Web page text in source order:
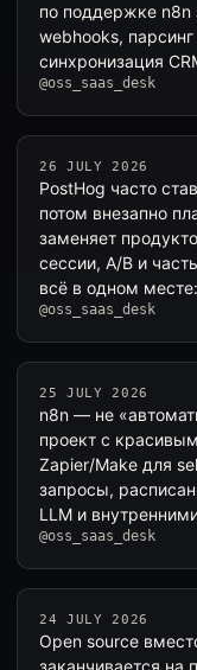
по поддержке n8n
webhooks,
синхронизация
@oss_saas_desk
26 JULY 2026
PostHog часто
потом внезапно
заменяет
сессии, A/B и
всё в одном
@oss_saas_desk
25 JULY 2026
n8n — не
проект с
Zapier/Make для
запросы,
LLM и
@oss_saas_desk
24 JULY 2026
Open source
заканчивается на